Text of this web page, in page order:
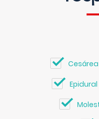
Cesárea
Epidural